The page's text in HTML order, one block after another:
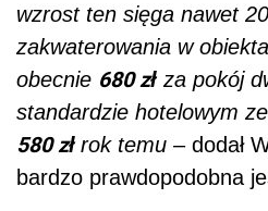
wzrost ten sięga nawet
zakwaterowania w
obecnie 680 złza pokój
standardzie hotelowym
580 złrok temu – dodał
bardzo prawdopodobna